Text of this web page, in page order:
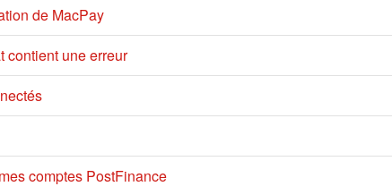
de MacPay
contient une erreur
comptes PostFinance